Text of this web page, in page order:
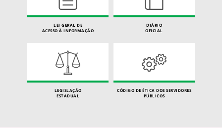
LEI GERAL DE
ACESSO À INFORMAÇÃO
DIÁRIO
OFICIAL
LEGISLAÇÃO
ESTADUAL
CÓDIGO DE ÉTICA DOS SERVIDORES
PÚBLICOS